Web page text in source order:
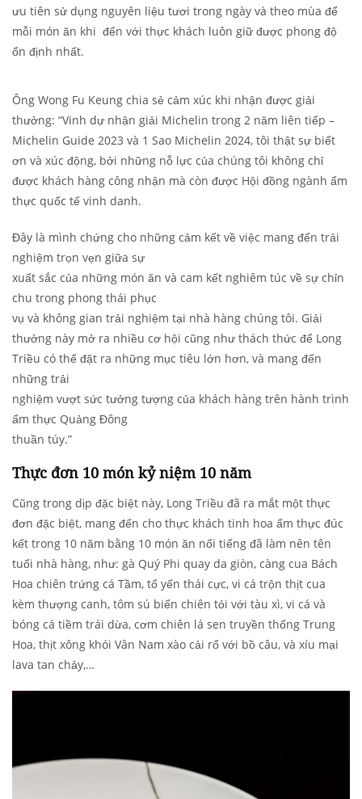
ưu tiên sử dụng nguyên liệu tươi trong ngày và theo mùa để
mỗi món ăn khi đến với thực khách luôn giữ được phong độ
ổn định nhất.
Ông Wong Fu Keung chia sẻ cảm xúc khi nhận được giải
thưởng: “Vinh dự nhận giải Michelin trong 2 năm liên tiếp –
Michelin Guide 2023 và 1 Sao Michelin 2024, tôi thật sự biết
ơn và xúc động, bởi những nỗ lực của chúng tôi không chỉ
được khách hàng công nhận mà còn được Hội đồng ngành ẩm
thực quốc tế vinh danh.
Đây là mình chứng cho những cảm kết về việc mang đến trải
nghiệm trọn vẹn giữa sự
xuất sắc của những món ăn và cam kết nghiêm túc về sự chỉn
chu trong phong thái phục
vụ và không gian trải nghiệm tại nhà hàng chúng tôi. Giải
thưởng này mở ra nhiều cơ hội cũng như thách thức để Long
Triều có thể đặt ra những mục tiêu lớn hơn, và mang đến
những trải
nghiệm vượt sức tưởng tượng của khách hàng trên hành trình
ẩm thực Quảng Đông
thuần túy.”
Thực đơn 10 món kỷ niệm 10 năm
Cũng trong dịp đặc biệt này, Long Triều đã ra mắt một thực
đơn đặc biệt, mang đến cho thực khách tinh hoa ẩm thực đúc
kết trong 10 năm bằng 10 món ăn nổi tiếng đã làm nên tên
tuổi nhà hàng, như: gà Quý Phi quay da giòn, càng cua Bách
Hoa chiên trứng cá Tầm, tổ yến thái cực, vi cá trộn thịt cua
kèm thượng canh, tôm sú biển chiên tỏi với tàu xì, vi cá và
bóng cá tiềm trái dừa, cơm chiên lá sen truyền thống Trung
Hoa, thịt xông khói Vân Nam xào cải rổ với bồ câu, và xíu mại
lava tan chảy,…